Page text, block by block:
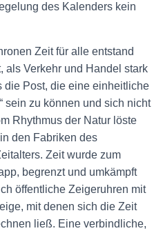
des Kalenders kein
Zeit für alle entstand
als Verkehr und Handel stark
die Post, die eine einheitliche
sein zu können und sich nicht
Rhythmus der Natur löste
den Fabriken des
Zeit wurde zum
begrenzt und umkämpft
öffentliche Zeigeruhren mit
mit denen sich die Zeit
ließ. Eine verbindliche,